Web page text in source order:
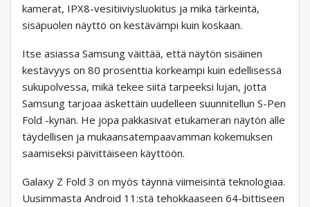
kamerat, IPX8-vesitiiviysluokitus ja mikä tärkeintä,
sisäpuolen näyttö on kestävämpi kuin koskaan.
Itse asiassa Samsung väittää, että näytön sisäinen
kestävyys on 80 prosenttia korkeampi kuin edellisessä
sukupolvessa, mikä tekee siitä tarpeeksi lujan, jotta
Samsung tarjoaa äskettäin uudelleen suunnitellun S-Pen
Fold -kynän. He jopa pakkasivat etukameran näytön alle
täydellisen ja mukaansatempaavamman kokemuksen
saamiseksi päivittäiseen käyttöön.
Galaxy Z Fold 3 on myös täynnä viimeisintä teknologiaa.
Uusimmasta Android 11:stä tehokkaaseen 64-bittiseen